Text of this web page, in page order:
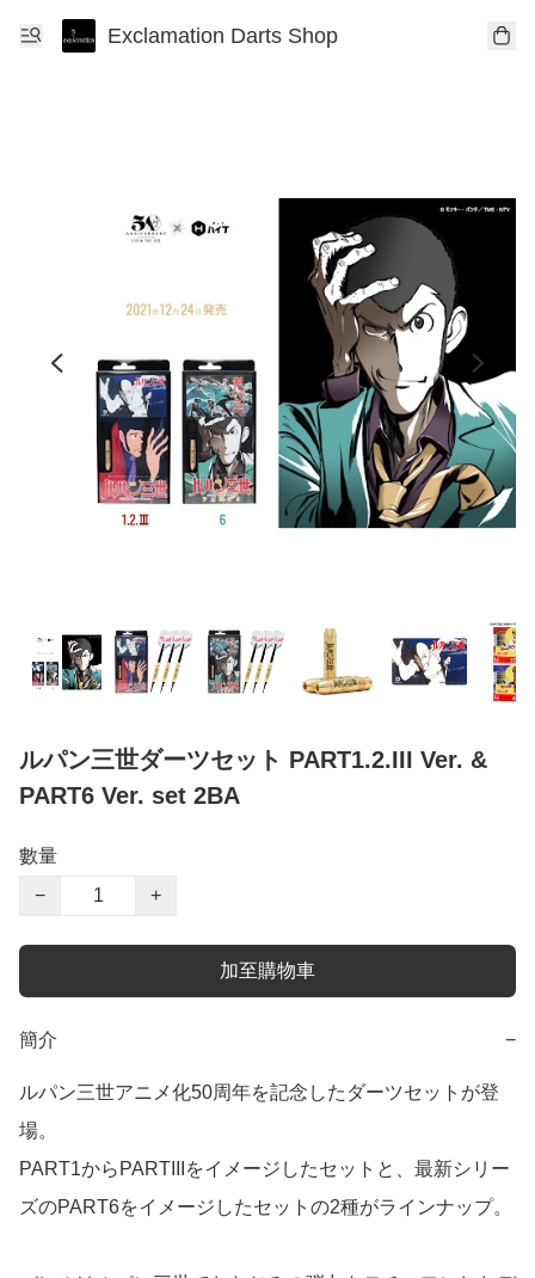
Exclamation Darts Shop
ルパン三世ダーツセット PART1.2.III Ver. &
PART6 Ver. set 2BA
數量
−
+
加至購物車
簡介 −
ルパン三世アニメ化50周年を記念したダーツセットが登
場。
PART1からPARTIIIをイメージしたセットと、最新シリー
ズのPART6をイメージしたセットの2種がラインナップ。